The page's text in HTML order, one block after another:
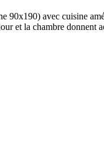
90x190) avec cuisine
et la chambre donnent